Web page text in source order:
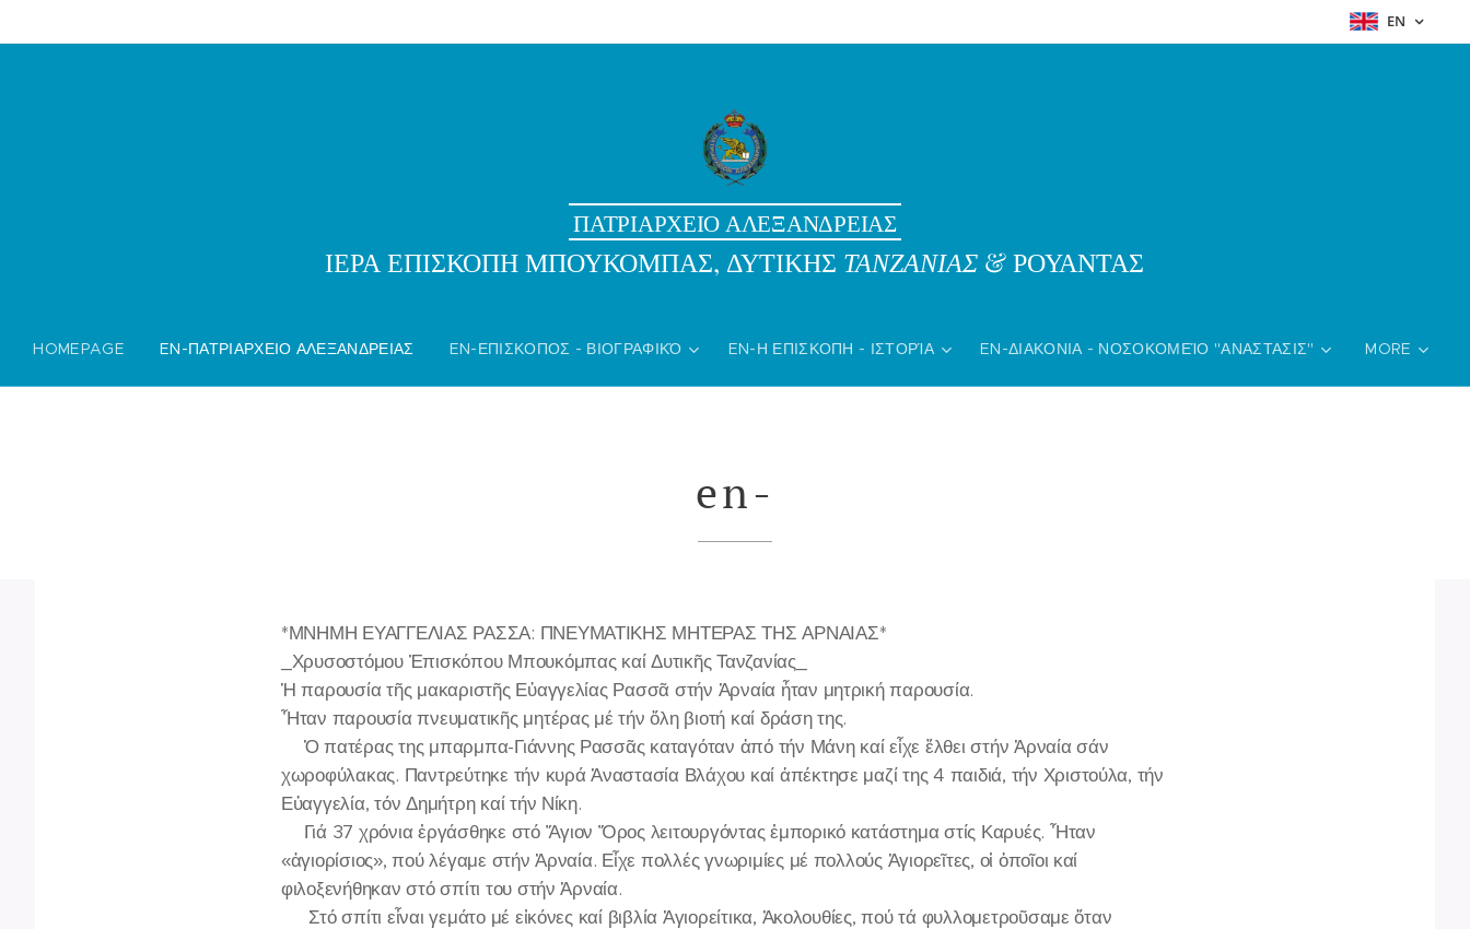
EN
ΠΑΤΡΙΑΡΧΕΙΟ ΑΛΕΞΑΝΔΡΕΙΑΣ
ΙΕΡΑ ΕΠΙΣΚΟΠΗ ΜΠΟΥΚΟΜΠΑΣ, ΔΥΤΙΚΗΣ ΤΑΝΖΑΝΙΑΣ & ΡΟΥΑΝΤΑΣ
HOMEPAGE EN-ΠΑΤΡΙΑΡΧΕΙΟ ΑΛΕΞΑΝΔΡΕΙΑΣ EN-ΕΠΙΣΚΟΠΟΣ - ΒΙΟΓΡΑΦΙΚΌ EN-Η ΕΠΙΣΚΟΠΗ - ΙΣΤΟΡΊΑ EN-ΔΙΑΚΟΝΙΑ - ΝΟΣΟΚΟΜΕΊΟ "ΑΝΑΣΤΑΣΙΣ" MORE
en-
*ΜΝΗΜΗ ΕΥΑΓΓΕΛΙΑΣ ΡΑΣΣΑ: ΠΝΕΥΜΑΤΙΚΗΣ ΜΗΤΕΡΑΣ ΤΗΣ ΑΡΝΑΙΑΣ*
_Χρυσοστόμου Ἐπισκόπου Μπουκόμπας καί Δυτικῆς Τανζανίας_
Ἡ παρουσία τῆς μακαριστῆς Εὐαγγελίας Ρασσᾶ στήν Ἀρναία ἦταν μητρική παρουσία.
Ἦταν παρουσία πνευματικῆς μητέρας μέ τήν ὅλη βιοτή καί δράση της.
✍️Ὁ πατέρας της μπαρμπα-Γιάννης Ρασσᾶς καταγόταν ἀπό τήν Μάνη καί εἶχε ἔλθει στήν Ἀρναία σάν
χωροφύλακας. Παντρεύτηκε τήν κυρά Ἀναστασία Βλάχου καί ἀπέκτησε μαζί της 4 παιδιά, τήν Χριστούλα, τήν
Εὐαγγελία, τόν Δημήτρη καί τήν Νίκη.
🔸Γιά 37 χρόνια ἐργάσθηκε στό Ἅγιον Ὄρος λειτουργόντας ἐμπορικό κατάστημα στίς Καρυές. Ἦταν
«ἁγιορίσιος», πού λέγαμε στήν Ἀρναία. Εἶχε πολλές γνωριμίες μέ πολλούς Ἁγιορεῖτες, οἱ ὁποῖοι καί
φιλοξενήθηκαν στό σπίτι του στήν Ἀρναία.
🔸 Στό σπίτι εἶναι γεμάτο μέ εἰκόνες καί βιβλία Ἀγιορείτικα, Ἀκολουθίες, πού τά φυλλομετροῦσαμε ὅταν